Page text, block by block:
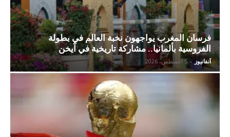
فرسان المغرب يواجهون نخبة العالم في بطولة
الفروسية بألمانيا.. مشاركة تاريخية في آيخن
آنفانيوز - 5 أغسطس، 2026